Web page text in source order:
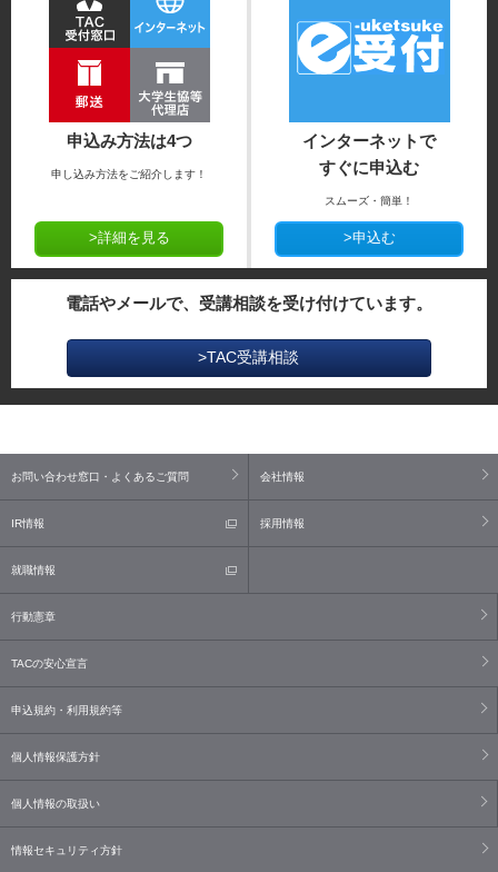
申込み方法は4つ
申し込み方法をご紹介します！
>詳細を見る
インターネットで
すぐに申込む
スムーズ・簡単！
>申込む
電話やメールで、受講相談を受け付けています。
>TAC受講相談
お問い合わせ窓口・よくあるご質問 会社情報
IR情報 採用情報
就職情報
行動憲章
TACの安心宣言
申込規約・利用規約等
個人情報保護方針
個人情報の取扱い
情報セキュリティ方針